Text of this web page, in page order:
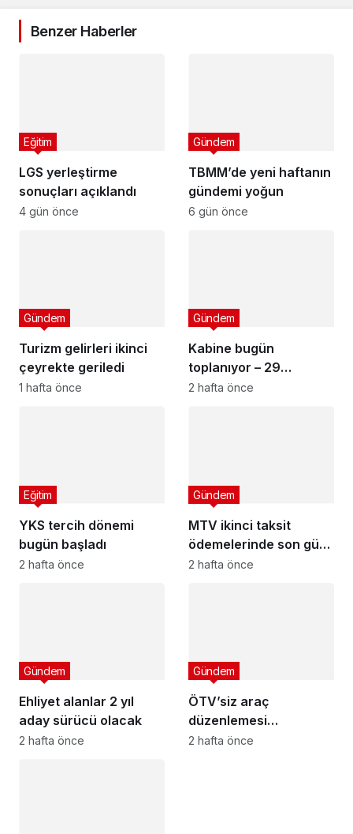
Benzer Haberler
LGS yerleştirme
sonuçları açıklandı
Eğitim
4 gün önce
TBMM’de yeni haftanın
gündemi yoğun
Gündem
6 gün önce
Turizm gelirleri ikinci
çeyrekte geriledi
Gündem
1 hafta önce
Kabine bugün
toplanıyor – 29
Temmuz 2026
Gündem
2 hafta önce
YKS tercih dönemi
bugün başladı
Eğitim
2 hafta önce
MTV ikinci taksit
ödemelerinde son gün
cuma
Gündem
2 hafta önce
Ehliyet alanlar 2 yıl
aday sürücü olacak
Gündem
2 hafta önce
ÖTV’siz araç
düzenlemesi
Meclis’ten geçti mi?
Gündem
2 hafta önce